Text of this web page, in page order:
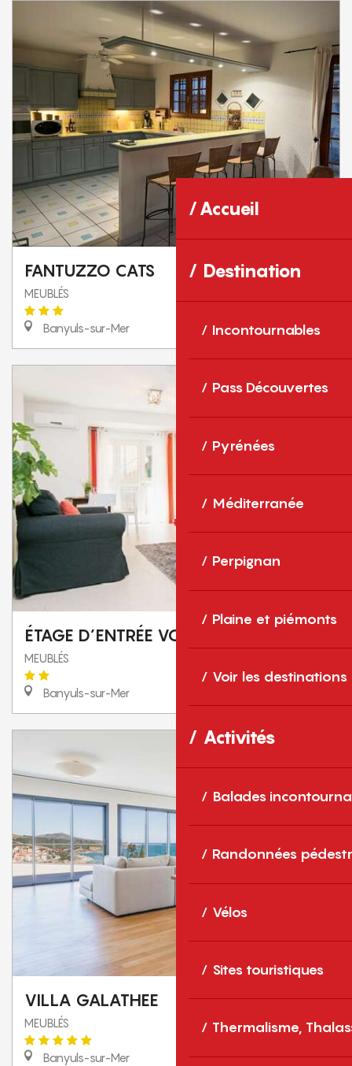
Accueil
Destination
Incontournables
Pass Découvertes
Pyrénées
Méditerranée
Perpignan
Plaine et piémonts
Voir les destinations
Activités
Balades
Randonnées
Vélos
Sites touristiques
Thermalisme,
FANTUZZO CATS
MEUBLÉS
Banyuls-sur-Mer
ÉTAGE D’ENTRÉE VOLTAIRE
MEUBLÉS
Banyuls-sur-Mer
VILLA GALATHEE
MEUBLÉS
Banyuls-sur-Mer